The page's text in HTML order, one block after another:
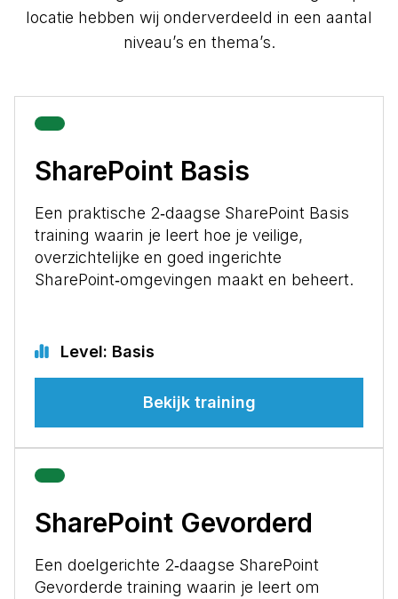
locatie hebben wij onderverdeeld in een aantal
niveau’s en thema’s.
SharePoint Basis
Een praktische 2‑daagse SharePoint Basis
training waarin je leert hoe je veilige,
overzichtelijke en goed ingerichte
SharePoint‑omgevingen maakt en beheert.
Level: Basis
Bekijk training
SharePoint Gevorderd
Een doelgerichte 2‑daagse SharePoint
Gevorderde training waarin je leert om